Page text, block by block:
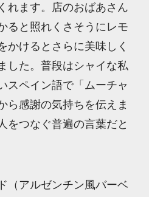
れます。店のおばあさん
ると照れくさそうにレモ
かけるとさらに美味しく
した。普段はシャイな私
スペイン語で「ムーチャ
ら感謝の気持ちを伝えま
をつなぐ普遍の言葉だと
（アルゼンチン風バーベ